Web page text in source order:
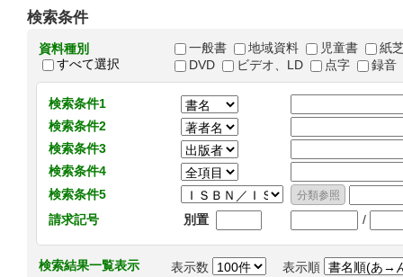
検索条件
資料種別
すべて選択
一般書 地域資料 児童書
紙
DVD
ビデオ、LD 点字 録音
検索条件1
検索条件2
検索条件3
検索条件4
検索条件5
請求記号
別置 /
検索結果一覧表示 表示数 表示順